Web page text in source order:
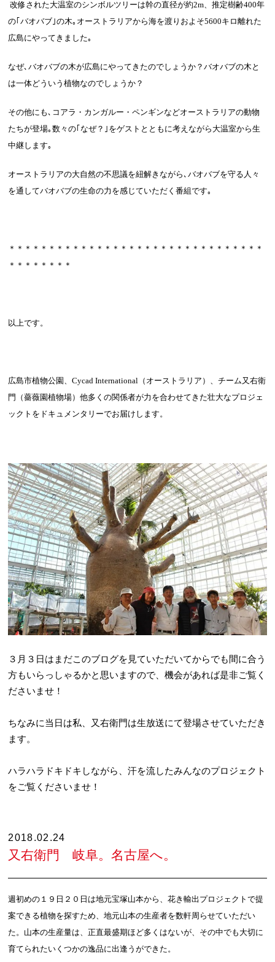
改修された大温室のシンボルツリーは幹の直径が約2m、推定樹齢400年
の｢バオバブ｣の木｡オーストラリアから海を渡りおよそ5600キロ離れた
広島にやってきました｡
なぜ､バオバブの木が広島にやってきたのでしょうか？バオバブの木と
は一体どういう植物なのでしょうか？
その他にも､コアラ・カンガルー・ペンギンなどオーストラリアの動物
たちが登場｡数々の｢なぜ？｣をゲストとともに考えながら大温室から生
中継します｡
オーストラリアの大自然の不思議を紐解きながら､バオバブを守る人々
を通してバオバブの生命の力を感じていただく番組です｡
＊＊＊＊＊＊＊＊＊＊＊＊＊＊＊＊＊＊＊＊＊＊＊＊＊＊＊＊＊＊＊＊
＊＊＊＊＊＊＊＊
以上です。
広島市植物公園、Cycad International （オーストラリア）、チーム又右衛
門（薔薇園植物場）他多くの関係者が力を合わせてきた壮大なプロジェ
ックトをドキュメンタリーでお届けします。
３月３日はまだこのブログを見ていただいてからでも間に合う
方もいらっしゃるかと思いますので、機会があれば是非ご覧く
ださいませ！
ちなみに当日は私、又右衛門は生放送にて登場させていただき
ます。
ハラハラドキドキしながら、汗を流したみんなのプロジェクト
をご覧くださいませ！
2018.02.24
又右衛門 岐阜。名古屋へ。
週初めの１９日２０日は地元宝塚山本から、花き輸出プロジェクトで提
案できる植物を探すため、地元山本の生産者を数軒周らせていただい
た。山本の生産量は、正直最盛期ほど多くはないが、その中でも大切に
育てられたいくつかの逸品に出逢うができた。